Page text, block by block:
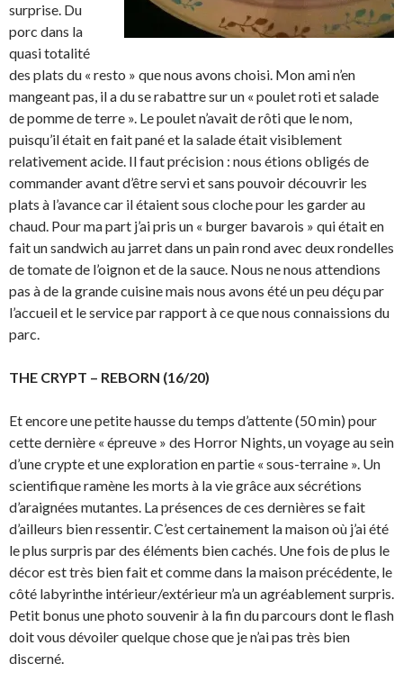
surprise. Du
porc dans la
quasi totalité
des plats du « resto » que nous avons choisi. Mon ami n’en
mangeant pas, il a du se rabattre sur un « poulet roti et salade
de pomme de terre ». Le poulet n’avait de rôti que le nom,
puisqu’il était en fait pané et la salade était visiblement
relativement acide. Il faut précision : nous étions obligés de
commander avant d’être servi et sans pouvoir découvrir les
plats à l’avance car il étaient sous cloche pour les garder au
chaud. Pour ma part j’ai pris un « burger bavarois » qui était en
fait un sandwich au jarret dans un pain rond avec deux rondelles
de tomate de l’oignon et de la sauce. Nous ne nous attendions
pas à de la grande cuisine mais nous avons été un peu déçu par
l’accueil et le service par rapport à ce que nous connaissions du
parc.
THE CRYPT – REBORN (16/20)
Et encore une petite hausse du temps d’attente (50 min) pour
cette dernière « épreuve » des Horror Nights, un voyage au sein
d’une crypte et une exploration en partie « sous-terraine ». Un
scientifique ramène les morts à la vie grâce aux sécrétions
d’araignées mutantes. La présences de ces dernières se fait
d’ailleurs bien ressentir. C’est certainement la maison où j’ai été
le plus surpris par des éléments bien cachés. Une fois de plus le
décor est très bien fait et comme dans la maison précédente, le
côté labyrinthe intérieur/extérieur m’a un agréablement surpris.
Petit bonus une photo souvenir à la fin du parcours dont le flash
doit vous dévoiler quelque chose que je n’ai pas très bien
discerné.